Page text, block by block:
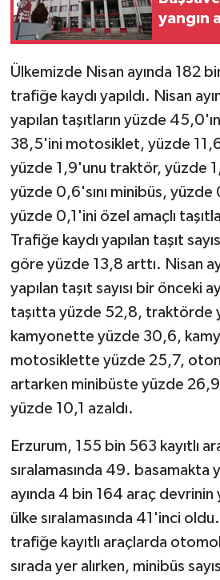
yangın
Ülkemizde Nisan ayında 182
trafiğe kaydı yapıldı. Nisan
yapılan taşıtların yüzde
38,5'ini motosiklet, yüzde
yüzde 1,9'unu traktör, yüzde
yüzde 0,6'sını minibüs,
yüzde 0,1'ini özel amaçlı
Trafiğe kaydı yapılan taşıt
göre yüzde 13,8 arttı. Nisan
yapılan taşıt sayısı bir önceki
taşıtta yüzde 52,8, traktörde
kamyonette yüzde 30,6,
motosiklette yüzde 25,7,
artarken minibüste yüzde
yüzde 10,1 azaldı.
Erzurum, 155 bin 563 kayıtlı
sıralamasında 49. basamakta
ayında 4 bin 164 araç devrinin
ülke sıralamasında 41'inci
trafiğe kayıtlı araçlarda
sırada yer alırken, minibüs